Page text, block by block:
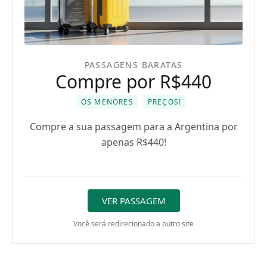
PASSAGENS BARATAS
Compre por R$440
OS MENORES PREÇOS!
Compre a sua passagem para a Argentina por
apenas R$440!
VER PASSAGEM
Você será redirecionado a outro site